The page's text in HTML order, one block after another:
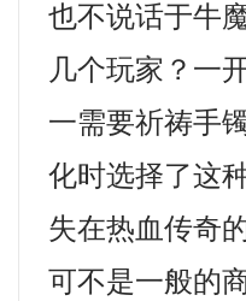
也不说话于牛
几个玩家？一
一需要祈祷手
化时选择了这
失在热血传奇
可不是一般的